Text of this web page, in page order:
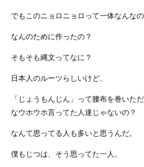
でもこのニョロニョロって一体なんなの
なんのために作ったの？
そもそも縄文ってなに？
日本人のルーツらしいけど、
「じょうもんじん」って腰布を巻いた
なウホウホ言ってた人達じゃないの？
なんて思ってる人も多いと思うんだ。
僕もじつは、そう思ってた一人。